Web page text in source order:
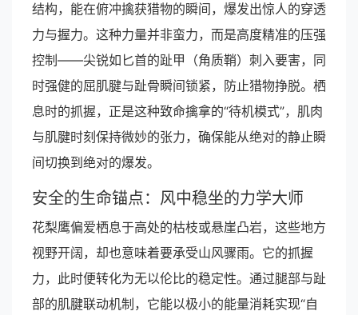
结构，能在俯冲擒获猎物的瞬间，爆发出惊人的穿透
力与握力。这种力量并非蛮力，而是高度精准的压强
控制——尖锐如匕首的趾甲（角质鞘）刺入要害，同
时强健的屈肌腱与趾骨瞬间锁紧，防止猎物挣脱。栖
息时的抓握，正是这种致命擒拿的“待机模式”，肌肉
与肌腱时刻保持微妙的张力，确保能从绝对的静止瞬
间切换到绝对的爆发。
安全的生命锚点：风中稳坐的力学大师
花梨鹰偏爱栖息于高处的枯枝或悬崖凸岩，这些地方
视野开阔，却也意味着要承受山风骤雨。它的抓握
力，此时便转化为无以伦比的稳定性。通过腿部与趾
部的肌腱联动机制，它能以极小的能量消耗实现“自